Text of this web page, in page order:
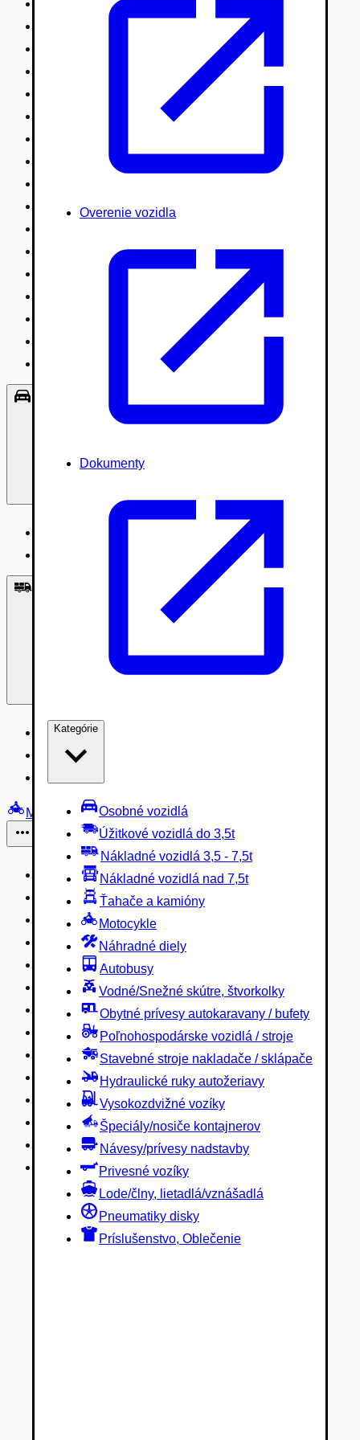
Overenie vozidla
Dokumenty
Kategórie
Osobné vozidlá
Úžitkové vozidlá do 3,5t
Nákladné vozidlá 3,5 - 7,5t
Nákladné vozidlá nad 7,5t
Ťahače a kamióny
Motocykle
Náhradné diely
Autobusy
Vodné/Snežné skútre, štvorkolky
Obytné prívesy autokaravany / bufety
Poľnohospodárske vozidlá / stroje
Stavebné stroje nakladače / sklápače
Hydraulické ruky autožeriavy
Vysokozdvižné vozíky
Špeciály/nosiče kontajnerov
Návesy/prívesy nadstavby
Privesné vozíky
Lode/člny, lietadlá/vznášadlá
Pneumatiky disky
Príslušenstvo, Oblečenie
Nákladné vozidlá nad 7,5t
Vodné/Snežné skútre, štvorkolky
Poľnohospodárske vozidlá / stroje
Hydraulické ruky autožeriavy
Špeciály/nosiče kontajnerov
Návesy/prívesy nadstavby
Lode/člny, lietadlá/vznášadlá
Príslušenstvo, Oblečenie
Nákladné vozidlá 3,5 - 7,5t
Nákladné vozidlá nad 7,5t
Motocykle
Náhradné diely
Autobusy
Vodné/Snežné skútre, štvorkolky
Obytné prívesy autokaravany / bufety
Poľnohospodárske vozidlá / stroje
Stavebné stroje nakladače / sklápače
Hydraulické ruky autožeriavy
Vysokozdvižné vozíky
Špeciály/nosiče kontajnerov
Návesy/prívesy nadstavby
Privesné vozíky
Lode/člny, lietadlá/vznášadlá
Pneumatiky disky
Príslušenstvo, Oblečenie